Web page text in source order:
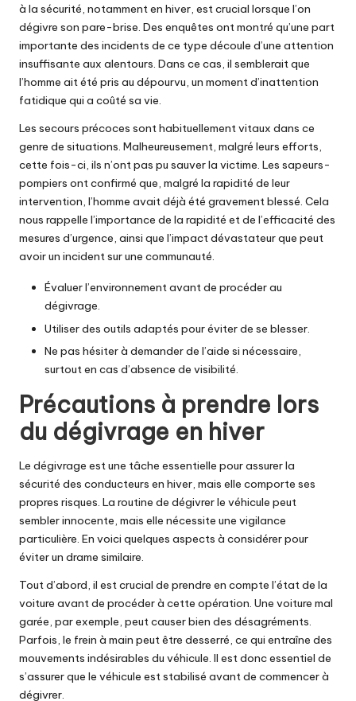
à la sécurité, notamment en hiver, est crucial lorsque l’on
dégivre son pare-brise. Des enquêtes ont montré qu’une part
importante des incidents de ce type découle d’une attention
insuffisante aux alentours. Dans ce cas, il semblerait que
l’homme ait été pris au dépourvu, un moment d’inattention
fatidique qui a coûté sa vie.
Les secours précoces sont habituellement vitaux dans ce
genre de situations. Malheureusement, malgré leurs efforts,
cette fois-ci, ils n’ont pas pu sauver la victime. Les sapeurs-
pompiers ont confirmé que, malgré la rapidité de leur
intervention, l’homme avait déjà été gravement blessé. Cela
nous rappelle l’importance de la rapidité et de l’efficacité des
mesures d’urgence, ainsi que l’impact dévastateur que peut
avoir un incident sur une communauté.
Évaluer l’environnement avant de procéder au
dégivrage.
Utiliser des outils adaptés pour éviter de se blesser.
Ne pas hésiter à demander de l’aide si nécessaire,
surtout en cas d’absence de visibilité.
Précautions à prendre lors
du dégivrage en hiver
Le dégivrage est une tâche essentielle pour assurer la
sécurité des conducteurs en hiver, mais elle comporte ses
propres risques. La routine de dégivrer le véhicule peut
sembler innocente, mais elle nécessite une vigilance
particulière. En voici quelques aspects à considérer pour
éviter un drame similaire.
Tout d’abord, il est crucial de prendre en compte l’état de la
voiture avant de procéder à cette opération. Une voiture mal
garée, par exemple, peut causer bien des désagréments.
Parfois, le frein à main peut être desserré, ce qui entraîne des
mouvements indésirables du véhicule. Il est donc essentiel de
s’assurer que le véhicule est stabilisé avant de commencer à
dégivrer.